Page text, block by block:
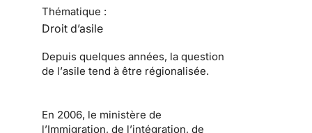
Thématique :
Droit d’asile
Depuis quelques années, la question
de l’asile tend à être régionalisée.
En 2006, le ministère de
l’Immigration, de l’intégration, de